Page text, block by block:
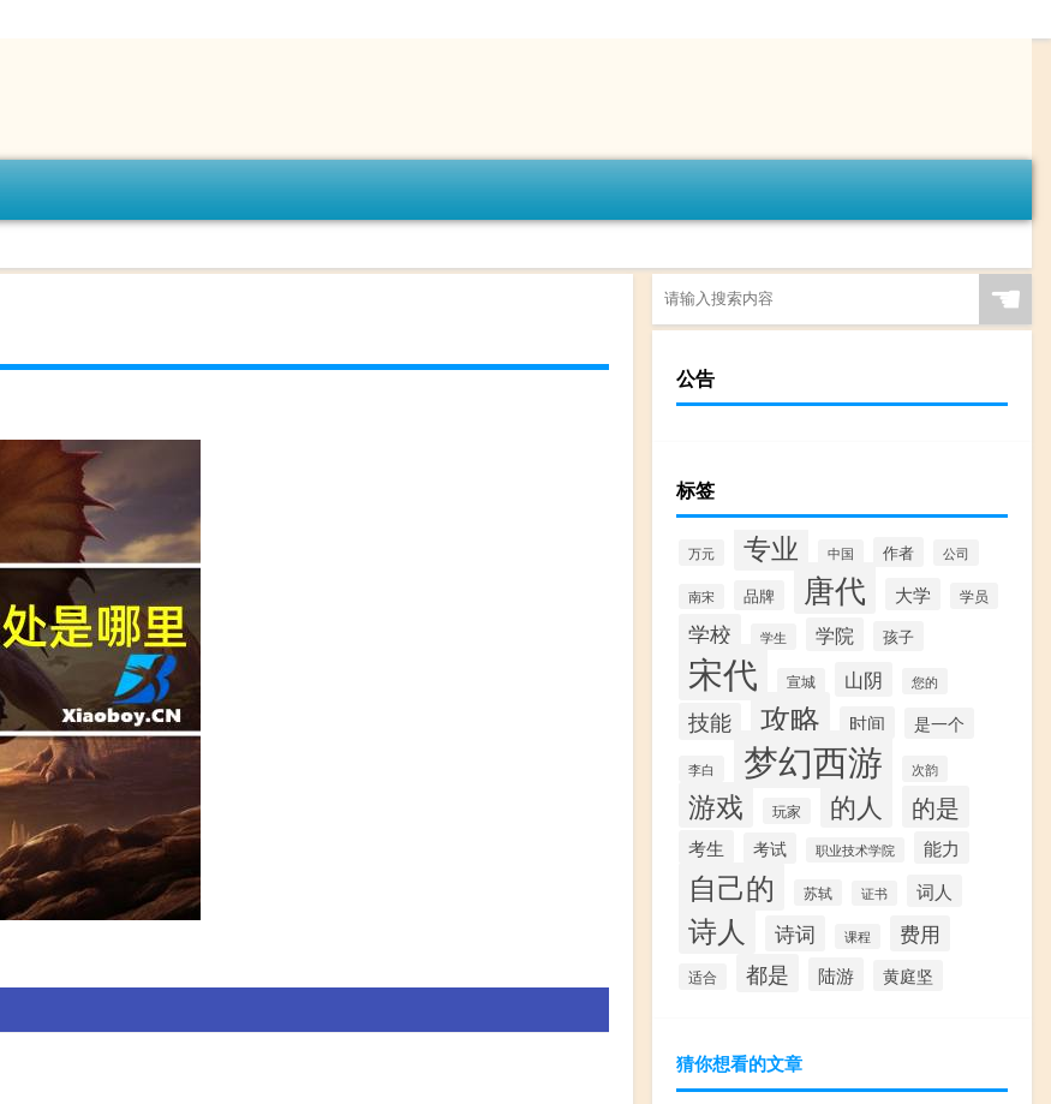
☚
公告
标签
万元 专业 中国 作者 公司
南宋 品牌 唐代 大学 学员
学校 学生 学院 孩子
宋代 宣城 山阴 您的
技能 攻略 时间 是一个
李白 梦幻西游 次韵
游戏 玩家 的人 的是
考生 考试 职业技术学院 能力
自己的 苏轼 证书 词人
诗人 诗词 课程 费用
适合 都是 陆游 黄庭坚
猜你想看的文章